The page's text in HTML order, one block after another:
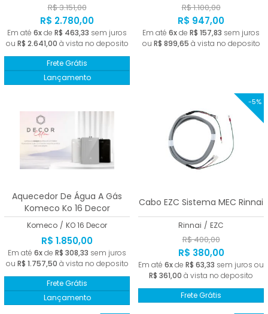
R$ 3.151,00
R$ 2.780,00
Em até 6xde R$ 463,33 sem juros
ou R$ 2.641,00 à vista no deposito
Frete Grátis
Lançamento
R$ 1.100,00
R$ 947,00
Em até 6xde R$ 157,83 sem juros
ou R$ 899,65 à vista no deposito
Aquecedor De Água A Gás
Komeco Ko 16 Decor
Komeco / KO 16 Decor
R$ 1.850,00
Em até 6xde R$ 308,33 sem juros
ou R$ 1.757,50 à vista no deposito
Frete Grátis
Lançamento
-5%
Cabo EZC Sistema MEC Rinnai
Rinnai / EZC
R$ 400,00
R$ 380,00
Em até 6xde R$ 63,33 sem juros ou
R$ 361,00 à vista no deposito
Frete Grátis